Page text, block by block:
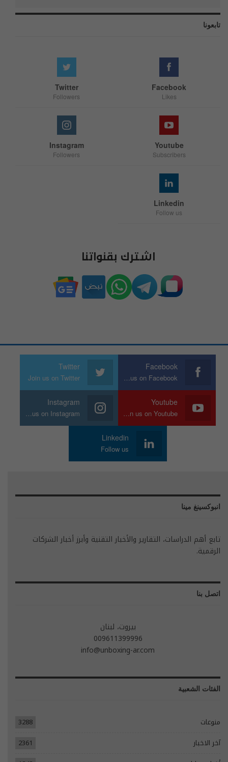
تابعونا
Facebook
Likes
Twitter
Followers
Youtube
Subscribers
Instagram
Followers
Linkedin
Follow us
اشترك بقنواتنا
Facebook
Join us on Facebook
Twitter
Join us on Twitter
Youtube
Join us on Youtube
Instagram
Join us on Instagram
Linkedin
Follow us
انبوكسينغ مينا
تابع أهم الدراسات، التقارير والأخبار التقنية وأبرز أخبار الشركات
الرقمية.
اتصل بنا
بيروت، لبنان
009611399996
info@unboxing-ar.com
الفئات الشعبية
منوعات
3288
آخر الاخبار
2361